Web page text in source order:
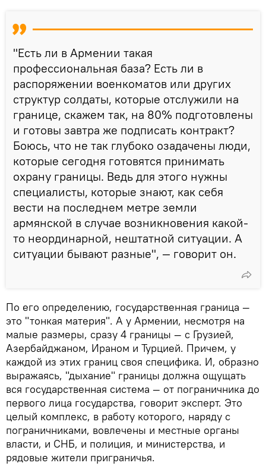
"Есть ли в Армении такая
профессиональная база? Есть ли в
распоряжении военкоматов или других
структур солдаты, которые отслужили на
границе, скажем так, на 80% подготовлены
и готовы завтра же подписать контракт?
Боюсь, что не так глубоко озадачены люди,
которые сегодня готовятся принимать
охрану границы. Ведь для этого нужны
специалисты, которые знают, как себя
вести на последнем метре земли
армянской в случае возникновения какой-
то неординарной, нештатной ситуации. А
ситуации бывают разные", — говорит он.
По его определению, государственная граница —
это "тонкая материя". А у Армении, несмотря на
малые размеры, сразу 4 границы — с Грузией,
Азербайджаном, Ираном и Турцией. Причем, у
каждой из этих границ своя специфика. И, образно
выражаясь, "дыхание" границы должна ощущать
вся государственная система — от пограничника до
первого лица государства, говорит эксперт. Это
целый комплекс, в работу которого, наряду с
пограничниками, вовлечены и местные органы
власти, и СНБ, и полиция, и министерства, и
рядовые жители приграничья.